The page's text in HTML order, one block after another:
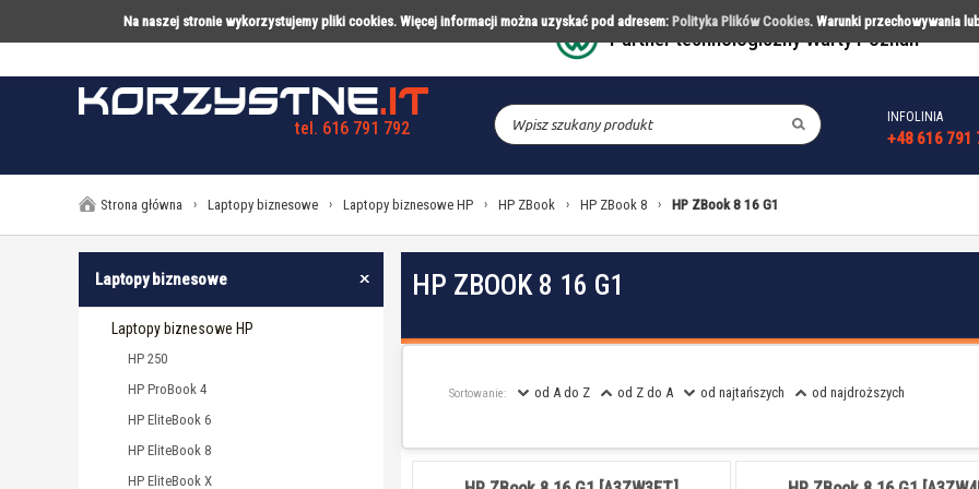
Na naszej stronie wykorzystujemy pliki cookies. Więcej informacji można uzyskać pod adresem: Polityka Plików Cookies. Warunki przechowywania
Partner technologiczny Warty Poznań
tel. 616 791 792
INFOLINIA
+48 616 791
DESKTOPY AKCESORIA
Strona główna › Laptopy biznesowe › Laptopy biznesowe HP › HP ZBook › HP ZBook 8 › HP ZBook 8 16 G1
Laptopy biznesowe
Laptopy biznesowe HP
HP 250
HP ProBook 4
HP EliteBook 6
HP EliteBook 8
HP EliteBook X
HP ZBOOK 8 16 G1
Sortowanie: od A do Z od Z do A od najtańszych od najdroższych